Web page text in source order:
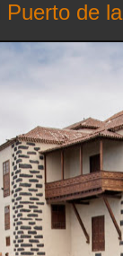
Puerto de